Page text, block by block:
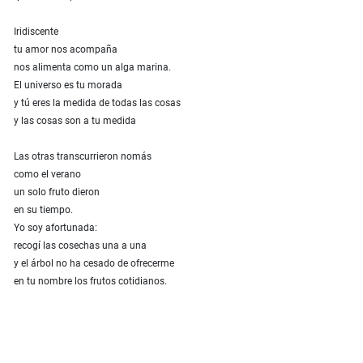
Iridiscente
tu amor nos acompaña
nos alimenta como un alga marina.
El universo es tu morada
y tú eres la medida de todas las cosas
y las cosas son a tu medida
Las otras transcurrieron nomás
como el verano
un solo fruto dieron
en su tiempo.
Yo soy afortunada:
recogí las cosechas una a una
y el árbol no ha cesado de ofrecerme
en tu nombre los frutos cotidianos.